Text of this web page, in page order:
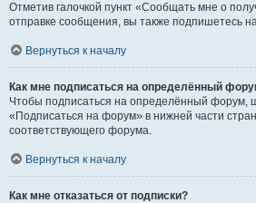
Отметив галочкой пункт «Сообщать мне о
отправке сообщения, вы также подпишетесь
Вернуться к началу
Как мне подписаться на определённый
Чтобы подписаться на определённый форум,
«Подписаться на форум» в нижней части
соответствующего форума.
Вернуться к началу
Как мне отказаться от подписки?